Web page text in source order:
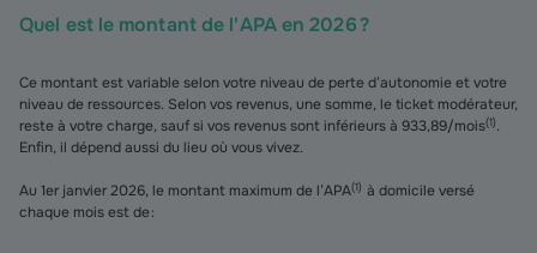
Quel est le montant de l'APA en 2026 ?
Ce montant est variable selon votre niveau de perte d’autonomie et votre
niveau de ressources. Selon vos revenus, une somme, le ticket modérateur,
reste à votre charge, sauf si vos revenus sont inférieurs à 933,89/mois(1).
Enfin, il dépend aussi du lieu où vous vivez.
Au 1er janvier 2026, le montant maximum de l’APA(1) à domicile versé
chaque mois est de :